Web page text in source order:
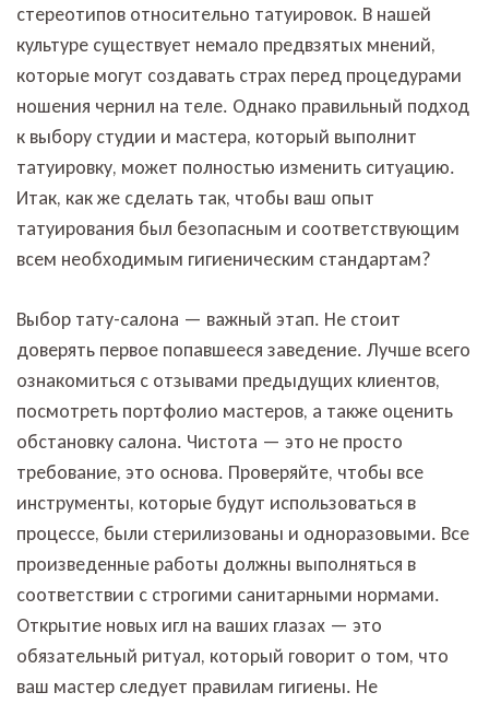
стереотипов относительно татуировок. В нашей
культуре существует немало предвзятых мнений,
которые могут создавать страх перед процедурами
ношения чернил на теле. Однако правильный подход
к выбору студии и мастера, который выполнит
татуировку, может полностью изменить ситуацию.
Итак, как же сделать так, чтобы ваш опыт
татуирования был безопасным и соответствующим
всем необходимым гигиеническим стандартам?
Выбор тату-салона — важный этап. Не стоит
доверять первое попавшееся заведение. Лучше всего
ознакомиться с отзывами предыдущих клиентов,
посмотреть портфолио мастеров, а также оценить
обстановку салона. Чистота — это не просто
требование, это основа. Проверяйте, чтобы все
инструменты, которые будут использоваться в
процессе, были стерилизованы и одноразовыми. Все
произведенные работы должны выполняться в
соответствии с строгими санитарными нормами.
Открытие новых игл на ваших глазах — это
обязательный ритуал, который говорит о том, что
ваш мастер следует правилам гигиены. Не